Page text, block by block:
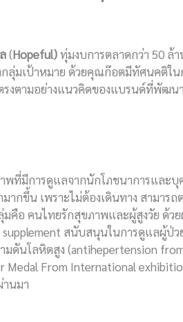
(Hopeful)ทุ่มงบการตลาดกว่า 50 ล้
เป้าหมาย ด้วยคุณก๊อตมีทัศนคติใน
งตามอย่างแนวคิดของแบรนด์ที่พัฒ
การดูแลจากนักโภชนาการและบุค
กขึ้น เพราะไม่ต้องเดินทาง สามา
มคือ คนไทยรักสุขภาพและผู้สูงวัย ด้
สนับสนุนในการดูแลผู้ป่ว
ดันโลหิตสูง (antihepertension
From International
นมา